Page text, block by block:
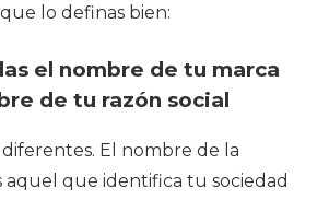
lo definas bien:
el nombre de tu marca
de tu razón social
diferentes. El nombre de la
aquel que identifica tu sociedad